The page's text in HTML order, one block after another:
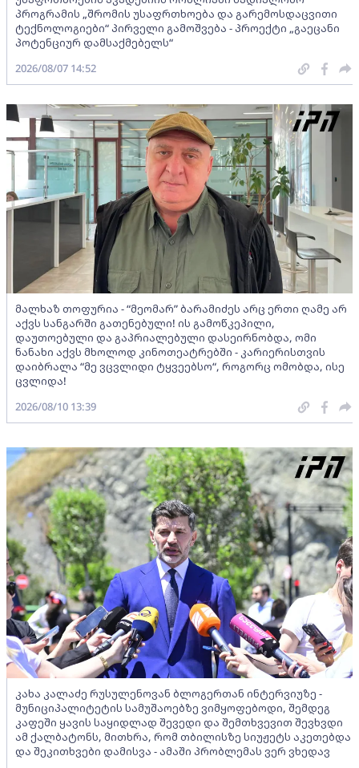
პროგრამის „შრომის უსაფრთხოება და გარემოსდაცვითი
ტექნოლოგიები“ პირველი გამოშვება - პროექტი „გაეცანი
პოტენციურ დამსაქმებელს“
2026/08/07 14:52
მალხაზ თოფურია - “მეომარ” ბარამიძეს არც ერთი ღამე არ
აქვს სანგარში გათენებული! ის გამოწკეპილი,
დაუთოებული და გაპრიალებული დასეირნობდა, ომი
ნანახი აქვს მხოლოდ კინოთეატრებში - კარიერისთვის
დაიბრალა “მე ვცვლიდი ტყვეებსო“, როგორც ომობდა, ისე
ცვლიდა!
2026/08/10 13:39
კახა კალაძე რუსულენოვან ბლოგერთან ინტერვიუზე -
მუნიციპალიტეტის სამუშაოებზე ვიმყოფებოდი, შემდეგ
კაფეში ყავის საყიდლად შევედი და შემთხვევით შევხვდი
ამ ქალბატონს, მითხრა, რომ თბილისზე სიუჟეტს აკეთებდა
და შეკითხვები დამისვა - ამაში პრობლემას ვერ ვხედავ